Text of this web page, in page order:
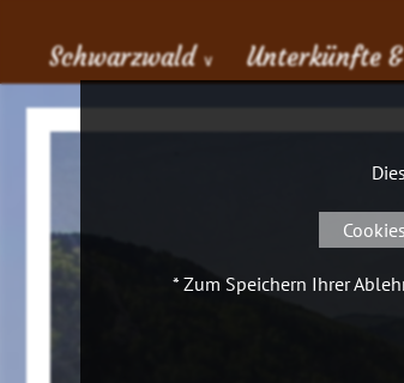
Schwarzwald ∨ Unterkünfte
* Zum Speichern Ihrer